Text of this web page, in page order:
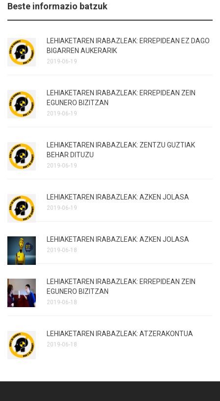
Beste informazio batzuk
LEHIAKETAREN IRABAZLEAK: ERREPIDEAN EZ DAGO
BIGARREN AUKERARIK
2019-06-19
LEHIAKETAREN IRABAZLEAK: ERREPIDEAN ZEIN
EGUNERO BIZITZAN
2019-06-19
LEHIAKETAREN IRABAZLEAK: ZENTZU GUZTIAK
BEHAR DITUZU
2019-06-19
LEHIAKETAREN IRABAZLEAK: AZKEN JOLASA
2019-06-19
LEHIAKETAREN IRABAZLEAK: AZKEN JOLASA
2019-06-18
LEHIAKETAREN IRABAZLEAK: ERREPIDEAN ZEIN
EGUNERO BIZITZAN
2019-06-18
LEHIAKETAREN IRABAZLEAK: ATZERAKONTUA
2019-06-18